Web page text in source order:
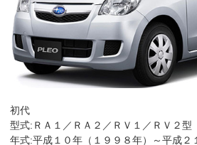
初代
型式:ＲＡ１／ＲＡ２／ＲＶ１／ＲＶ２型
年式:平成１０年（１９９８年）～平成２